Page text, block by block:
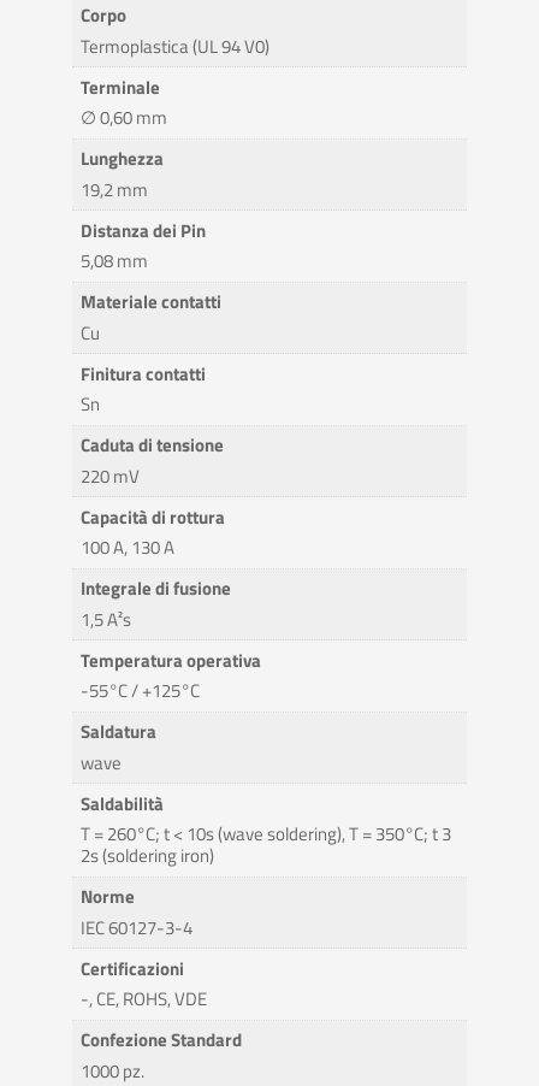
Corpo
Termoplastica (UL 94 V0)
Terminale
∅ 0,60 mm
Lunghezza
19,2 mm
Distanza dei Pin
5,08 mm
Materiale contatti
Cu
Finitura contatti
Sn
Caduta di tensione
220 mV
Capacità di rottura
100 A, 130 A
Integrale di fusione
1,5 A²s
Temperatura operativa
-55°C / +125°C
Saldatura
wave
Saldabilità
T = 260°C; t < 10s (wave soldering), T = 350°C; t 3
2s (soldering iron)
Norme
IEC 60127-3-4
Certificazioni
-, CE, ROHS, VDE
Confezione Standard
1000 pz.